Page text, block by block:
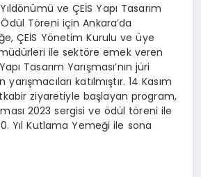
ve ÇEİS Yapı Tasarım
Ödül Töreni için Ankara’da
ÇEİS Yönetim Kurulu ve üye
ile sektöre emek veren
Tasarım Yarışması’nın jüri
katılmıştır. 14 Kasım
ziyaretiyle başlayan program,
2023 sergisi ve ödül töreni ile
Yıl Kutlama Yemeği ile sona